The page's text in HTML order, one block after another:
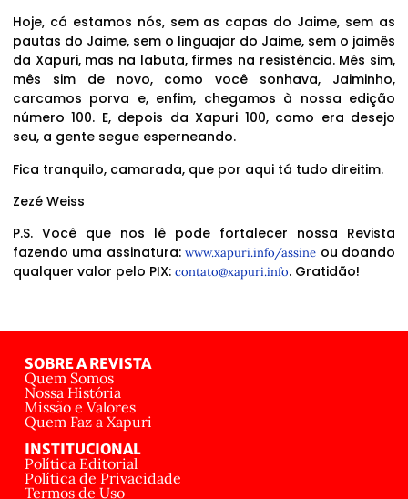
Hoje, cá estamos nós, sem as capas do Jaime, sem as
pautas do Jaime, sem o linguajar do Jaime, sem o jaimês
da Xapuri, mas na labuta, firmes na resistência. Mês sim,
mês sim de novo, como você sonhava, Jaiminho,
carcamos porva e, enfim, chegamos à nossa edição
número 100. E, depois da Xapuri 100, como era desejo
seu, a gente segue esperneando.
Fica tranquilo, camarada, que por aqui tá tudo direitim.
Zezé Weiss
P.S. Você que nos lê pode fortalecer nossa Revista
fazendo uma assinatura:www.xapuri.info/assine ou doando
qualquer valor pelo PIX: contato@xapuri.info. Gratidão!
SOBRE A REVISTA
Quem Somos
Nossa História
Missão e Valores
Quem Faz a Xapuri
INSTITUCIONAL
Política Editorial
Política de Privacidade
Termos de Uso